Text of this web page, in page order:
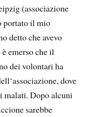
(associazione
portato il mio
detto che avevo
emerso che il
dei volontari ha
dove
malati. Dopo alcuni
sarebbe